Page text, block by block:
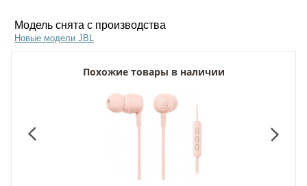
Модель снята с производства
Новые модели JBL
Похожие товары в наличии